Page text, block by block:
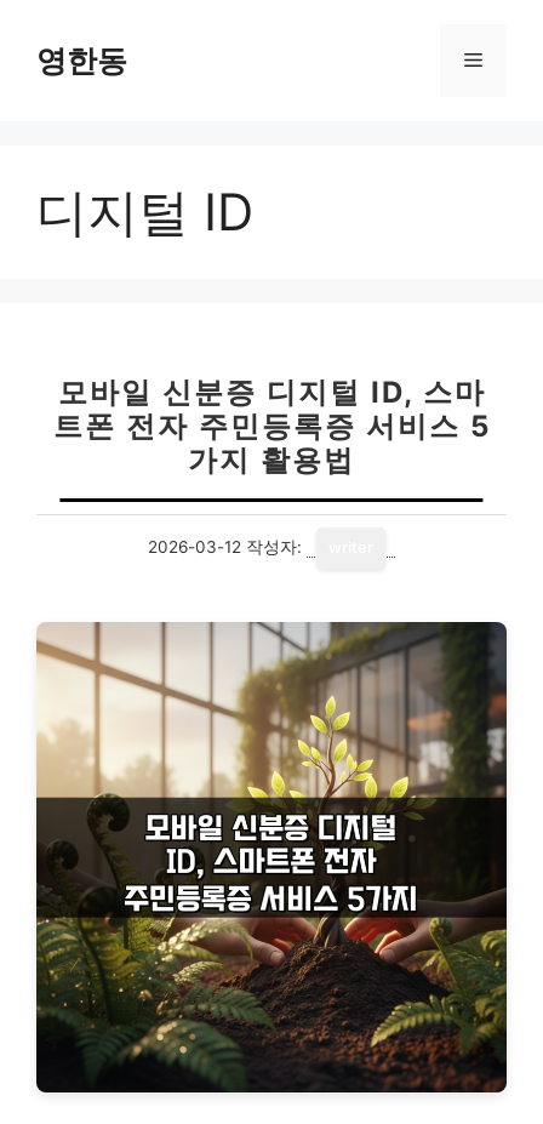
영한동 메
디지털 ID
모바일 신분증 디지털 ID, 스마
트폰 전자 주민등록증 서비스 5
가지 활용법
2026-03-12 작성자: